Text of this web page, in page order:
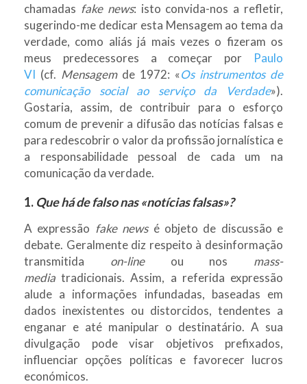
chamadas fake news: isto convida-nos a refletir,
sugerindo-me dedicar esta Mensagem ao tema da
verdade, como aliás já mais vezes o fizeram os
meus predecessores a começar por Paulo
VI (cf. Mensagemde 1972: «Os instrumentos de
comunicação social ao serviço da Verdade»).
Gostaria, assim, de contribuir para o esforço
comum de prevenir a difusão das notícias falsas e
para redescobrir o valor da profissão jornalística e
a responsabilidade pessoal de cada um na
comunicação da verdade.
1. Que há de falso nas «notícias falsas»?
A expressão fake newsé objeto de discussão e
debate. Geralmente diz respeito à desinformação
transmitida on-lineou nos mass-
media tradicionais. Assim, a referida expressão
alude a informações infundadas, baseadas em
dados inexistentes ou distorcidos, tendentes a
enganar e até manipular o destinatário. A sua
divulgação pode visar objetivos prefixados,
influenciar opções políticas e favorecer lucros
económicos.